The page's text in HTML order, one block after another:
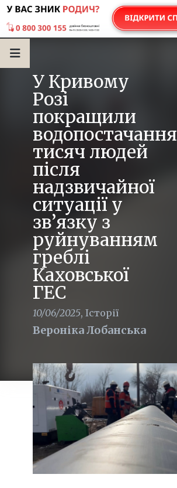
У Кривому
Розі
покращили
водопостачання
тисяч людей
після
надзвичайної
ситуації у
зв’язку з
руйнуванням
греблі
Каховської
ГЕС
10/06/2025, Історії
Вероніка Лобанська